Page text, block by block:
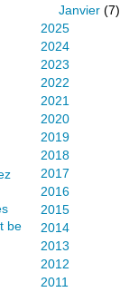
Janvier (7)
2025
2024
2023
2022
2021
2020
2019
2018
2017
2016
2015
2014
2013
2012
2011